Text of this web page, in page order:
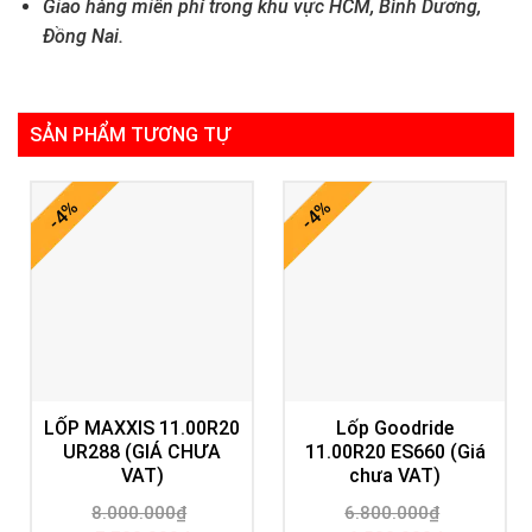
Giao hàng miễn phí trong khu vực HCM, Bình Dương,
Đồng Nai.
SẢN PHẨM TƯƠNG TỰ
-4%
LỐP MAXXIS 11.00R20
UR288 (GIÁ CHƯA
VAT)
8.000.000₫
-4%
Lốp Goodride
11.00R20 ES660 (Giá
chưa VAT)
6.800.000₫